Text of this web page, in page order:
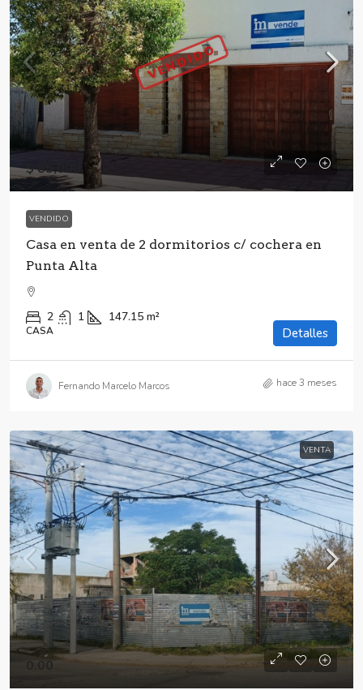
$ 85,000
VENDIDO
VENDIDO
Casa en venta de 2 dormitorios c/ cochera en
Punta Alta
2 1 147.15 m²
CASA Detalles
Fernando Marcelo Marcos hace 3 meses
VENTA
0.00